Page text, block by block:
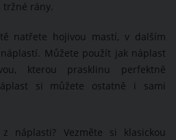
tržné rány.
natřete hojivou mastí, v dalším
Můžete použít jak náplast
kterou prasklinu perfektně
si můžete ostatně i sami
náplasti? Vezměte si klasickou